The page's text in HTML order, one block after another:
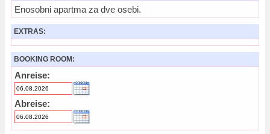
Enosobni apartma za dve osebi.
EXTRAS:
BOOKING ROOM:
Anreise:
Abreise: